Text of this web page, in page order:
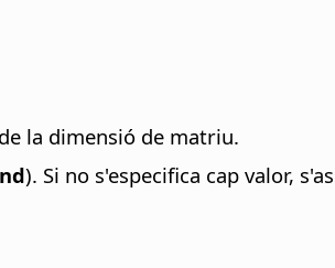
la dimensió de matriu.
). Si no s'especifica cap valor,